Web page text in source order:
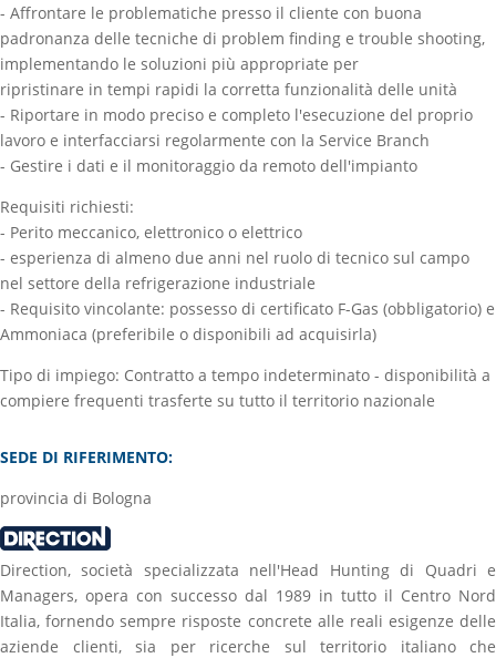
- Affrontare le problematiche presso il cliente con buona
padronanza delle tecniche di problem finding e trouble shooting,
implementando le soluzioni più appropriate per
ripristinare in tempi rapidi la corretta funzionalità delle unità
- Riportare in modo preciso e completo l'esecuzione del proprio
lavoro e interfacciarsi regolarmente con la Service Branch
- Gestire i dati e il monitoraggio da remoto dell'impianto
Requisiti richiesti:
- Perito meccanico, elettronico o elettrico
- esperienza di almeno due anni nel ruolo di tecnico sul campo
nel settore della refrigerazione industriale
- Requisito vincolante: possesso di certificato F-Gas (obbligatorio) e
Ammoniaca (preferibile o disponibili ad acquisirla)
Tipo di impiego: Contratto a tempo indeterminato - disponibilità a
compiere frequenti trasferte su tutto il territorio nazionale
SEDE DI RIFERIMENTO:
provincia di Bologna
Direction, società specializzata nell'Head Hunting di Quadri e
Managers, opera con successo dal 1989 in tutto il Centro Nord
Italia, fornendo sempre risposte concrete alle reali esigenze delle
aziende clienti, sia per ricerche sul territorio italiano che